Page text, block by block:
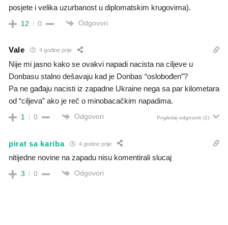
posjete i velika uzurbanost u diplomatskim krugovima).
12 0 Odgovori
Vale 4 godine prije
Nije mi jasno kako se ovakvi napadi nacista na ciljeve u
Donbasu stalno dešavaju kad je Donbas “oslobođen”?
Pa ne gađaju nacisti iz zapadne Ukraine nega sa par kilometara
od “ciljeva” ako je reč o minobacačkim napadima.
1 0 Odgovori Pogledaj odgovore (1)
pirat sa kariba 4 godine prije
nitijedne novine na zapadu nisu komentirali slucaj
3 0 Odgovori